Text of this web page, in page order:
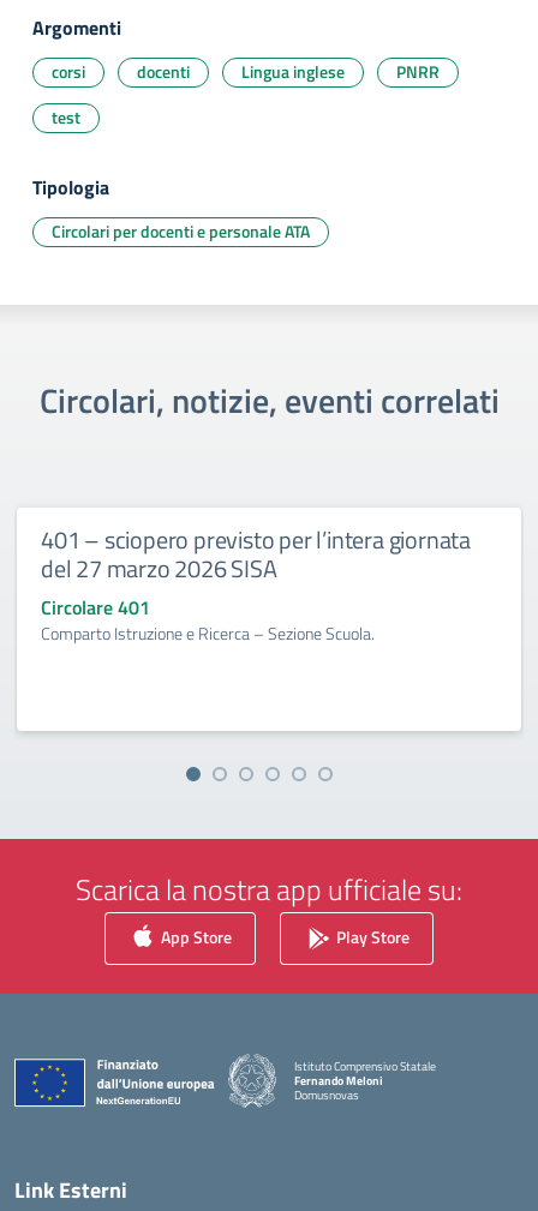
Argomenti
corsi docenti Lingua inglese
PNRR
test
Tipologia
Circolari per docenti e personale ATA
Circolari, notizie, eventi correlati
401 – sciopero previsto per l’intera giornata
del 27 marzo 2026 SISA
Circolare 401
Comparto Istruzione e Ricerca – Sezione Scuola.
Scarica la nostra app ufficiale su:
App Store Play Store
Istituto Comprensivo Statale
Fernando Meloni
Domusnovas
Link Esterni